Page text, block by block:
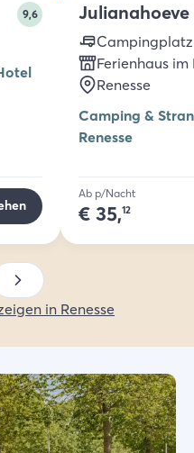
9,6 Julianahoeve
Campingplatz
Ferienhaus
Renesse
Camping &
Renesse
Ab p/Nacht
€ 35,12
in Renesse